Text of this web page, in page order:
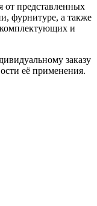
от представленных
фурнитуре, а также
и
заказу
её применения.